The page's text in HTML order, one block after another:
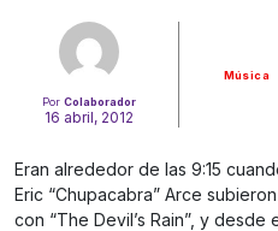
PorColaborador
16 abril, 2012
Música
Eran alrededor de las 9:15
Eric “Chupacabra” Arce
con “The Devil’s Rain”, y